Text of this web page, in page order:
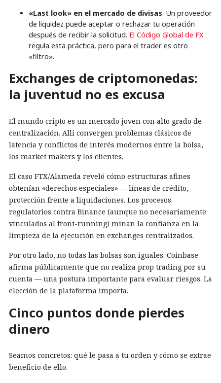
«Last look» en el mercado de divisas. Un proveedor
de liquidez puede aceptar o rechazar tu operación
después de recibir la solicitud. El Código Global de FX
regula esta práctica, pero para el trader es otro
«filtro».
Exchanges de criptomonedas:
la juventud no es excusa
El mundo cripto es un mercado joven con alto grado de
centralización. Allí convergen problemas clásicos de
latencia y conflictos de interés modernos entre la bolsa,
los market makers y los clientes.
El caso FTX/Alameda reveló cómo estructuras afines
obtenían «derechos especiales» — líneas de crédito,
protección frente a liquidaciones. Los procesos
regulatorios contra Binance (aunque no necesariamente
vinculados al front-running) minan la confianza en la
limpieza de la ejecución en exchanges centralizados.
Por otro lado, no todas las bolsas son iguales. Coinbase
afirma públicamente que no realiza prop trading por su
cuenta — una postura importante para evaluar riesgos. La
elección de la plataforma importa.
Cinco puntos donde pierdes
dinero
Seamos concretos: qué le pasa a tu orden y cómo se extrae
beneficio de ello.